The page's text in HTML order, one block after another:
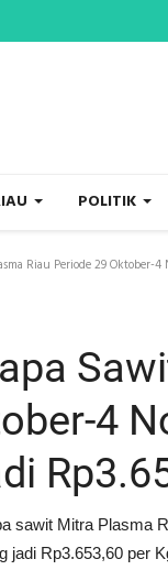
POLITIK
Riau Periode 29 Oktober-
4
sawit Mitra Plasma
jadi Rp3.653,60 per